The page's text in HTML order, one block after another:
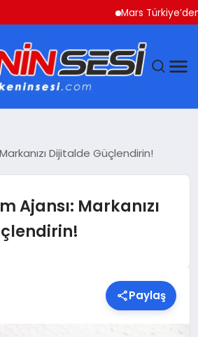
Mars Türkiye’den
Dijitalde Güçlendirin!
Ajansı: Markanızı
Paylaş